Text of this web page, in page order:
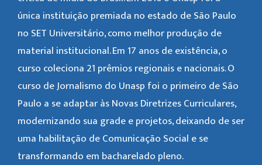
única instituição premiada no estado de São Paulo
no SET Universitário, como melhor produção de
material institucional. Em 17 anos de existência, o
curso coleciona 21 prêmios regionais e nacionais. O
curso de Jornalismo do Unasp foi o primeiro de São
Paulo a se adaptar às Novas Diretrizes Curriculares,
modernizando sua grade e projetos, deixando de ser
uma habilitação de Comunicação Social e se
transformando em bacharelado pleno.